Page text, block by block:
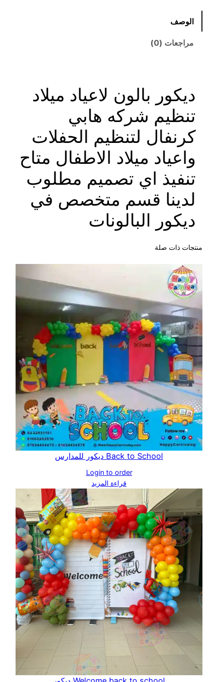
الوصف
مراجعات (0)
ديكور بالون لاعياد ميلاد
تنظيم شركه هابي
كرنفال لتنظيم الحفلات
واعياد ميلاد الاطفال متاح
تنفيذ اي تصميم مطلوب
لدينا قسم متخصص في
ديكور البالونات
منتجات ذات صلة
Back to School ديكور للمدارس
Login to order
قراءة المزيد